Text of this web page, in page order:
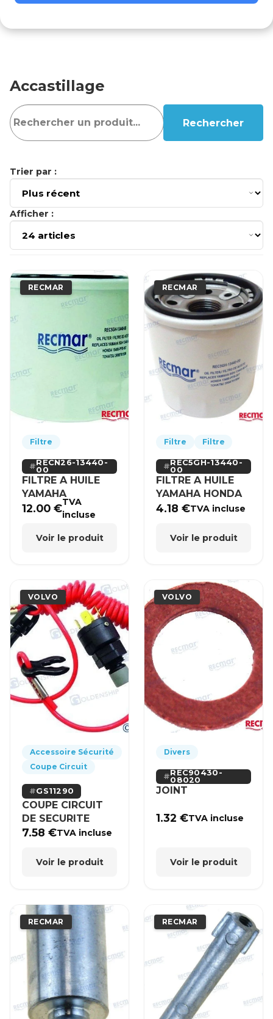
Accastillage
Rechercher
Trier par :
Afficher :
RECMAR
Filtre
RECN26-13440-
00
FILTRE A HUILE
YAMAHA
12.00€TVA
incluse
Voir le produit
RECMAR
Filtre Filtre
REC5GH-13440-
00
FILTRE A HUILE
YAMAHA HONDA
4.18€TVA incluse
Voir le produit
VOLVO
Accessoire Sécurité
Coupe Circuit
GS11290
COUPE CIRCUIT
DE SECURITE
7.58€TVA incluse
Voir le produit
VOLVO
Divers
REC90430-
08020
JOINT
1.32€TVA incluse
Voir le produit
RECMAR RECMAR